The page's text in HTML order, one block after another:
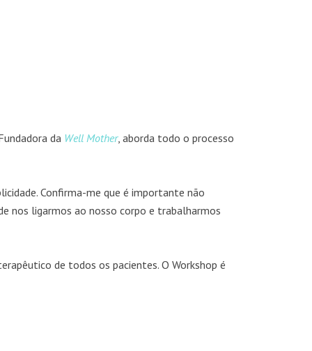
da Well Mother, aborda todo o processo
Confirma-me que é importante não
nos ligarmos ao nosso corpo e trabalharmos
de todos os pacientes. O Workshop é